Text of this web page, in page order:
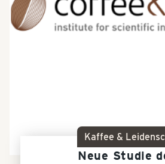
Kaffee &
Neue Studie